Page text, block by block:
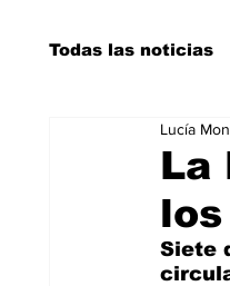
Todas las noticias
Salud y
La verdad
La
Lucía
Siete